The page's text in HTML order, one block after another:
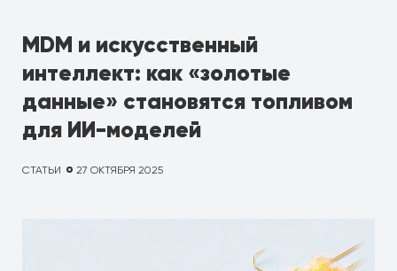
MDM и искусственный
интеллект: как «золотые
данные» становятся топливом
для ИИ-моделей
СТАТЬИ 27 ОКТЯБРЯ 2025